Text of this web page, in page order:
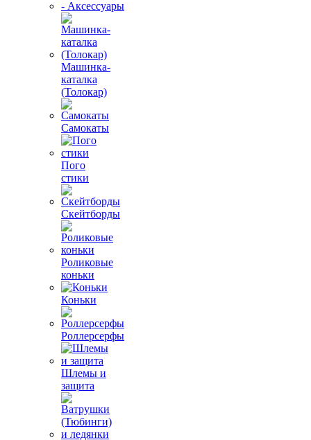
- Аксессуары
Машинка-
каталка
(Толокар)
Самокаты
Пого
стики
Скейтборды
Роликовые
коньки
Коньки
Роллерсерфы
Шлемы и
защита